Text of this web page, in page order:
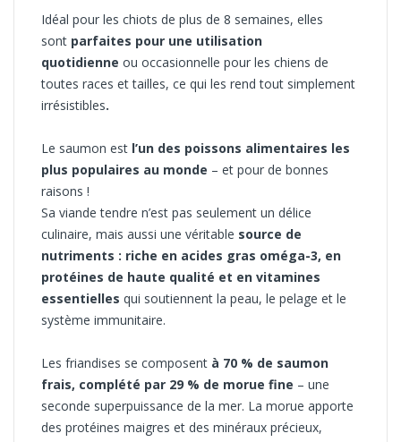
Idéal pour les chiots de plus de 8 semaines, elles
sont parfaites pour une utilisation
quotidienne ou occasionnelle pour les chiens de
toutes races et tailles, ce qui les rend tout simplement
irrésistibles.
Le saumon est l’un des poissons alimentaires les
plus populaires au monde – et pour de bonnes
raisons !
Sa viande tendre n’est pas seulement un délice
culinaire, mais aussi une véritable source de
nutriments : riche en acides gras oméga-3, en
protéines de haute qualité et en vitamines
essentielles qui soutiennent la peau, le pelage et le
système immunitaire.
Les friandises se composent à 70 % de saumon
frais, complété par 29 % de morue fine – une
seconde superpuissance de la mer. La morue apporte
des protéines maigres et des minéraux précieux,